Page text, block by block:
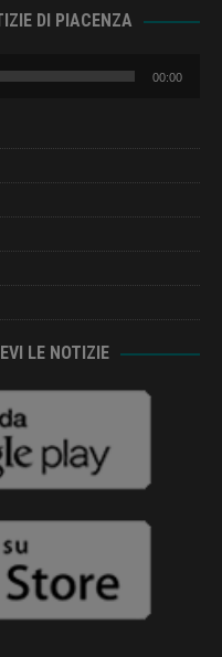
DI PIACENZA
00:00
LE NOTIZIE